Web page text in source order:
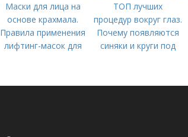
Маски для лица на
основе крахмала.
Правила применения
лифтинг-масок для
ТОП лучших
процедур вокруг глаз.
Почему появляются
синяки и круги под